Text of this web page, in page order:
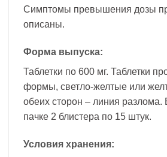
Симптомы превышения дозы
описаны.
Форма выпуска:
Таблетки по 600 мг. Таблетки
формы, светло-желтые или
обеих сторон – линия разлома.
пачке 2 блистера по 15 штук.
Условия хранения: